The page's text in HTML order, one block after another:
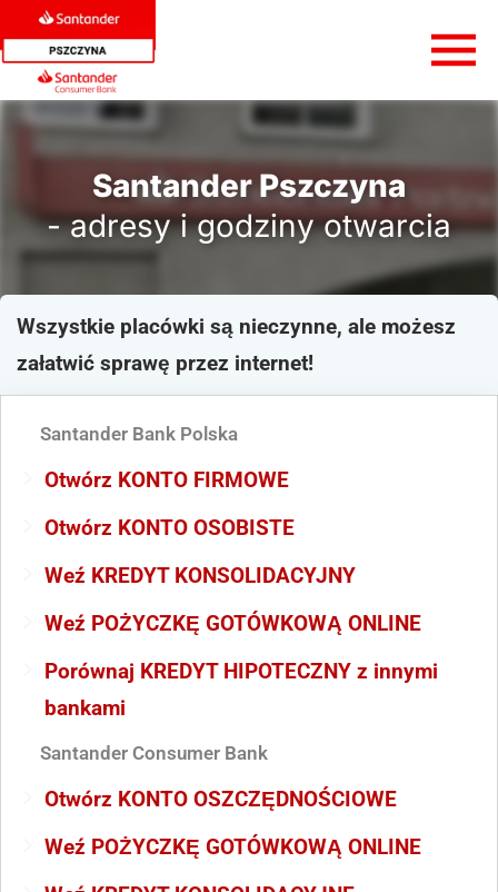
Santander Pszczyna
- adresy i godziny otwarcia
Wszystkie placówki są nieczynne, ale możesz
załatwić sprawę przez internet!
Santander Bank Polska
Otwórz KONTO FIRMOWE
Otwórz KONTO OSOBISTE
Weź KREDYT KONSOLIDACYJNY
Weź POŻYCZKĘ GOTÓWKOWĄ ONLINE
Porównaj KREDYT HIPOTECZNY z innymi
bankami
Santander Consumer Bank
Otwórz KONTO OSZCZĘDNOŚCIOWE
Weź POŻYCZKĘ GOTÓWKOWĄ ONLINE